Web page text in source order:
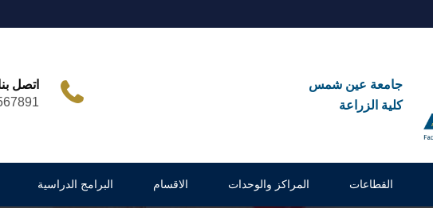
جامعة عين شمس
كلية الزراعة
اتصل
القطاعات المراكز والوحدات الاقسام البرامج الدراسية